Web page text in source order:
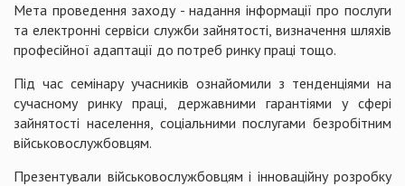
Мета проведення заходу - надання інформації про послуги
та електронні сервіси служби зайнятості, визначення шляхів
професійної адаптації до потреб ринку праці тощо.
Під час семінару учасників ознайомили з тенденціями на
сучасному ринку праці, державними гарантіями у сфері
зайнятості населення, соціальними послугами безробітним
військовослужбовцям.
Презентували військовослужбовцям і інноваційну розробку